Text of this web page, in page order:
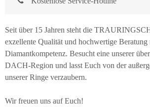
Seit über 15 Jahren steht die
exzellente Qualität und hochwertige Beratung
Diamantkompetenz. Besucht eine unserer
DACH-Region und lasst Euch von der
unserer Ringe verzaubern.
Wir freuen uns auf Euch!